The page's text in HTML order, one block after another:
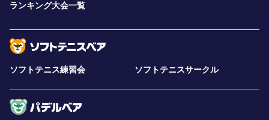
ランキング大会一覧
ソフトテニス練習会 ソフトテニスサークル